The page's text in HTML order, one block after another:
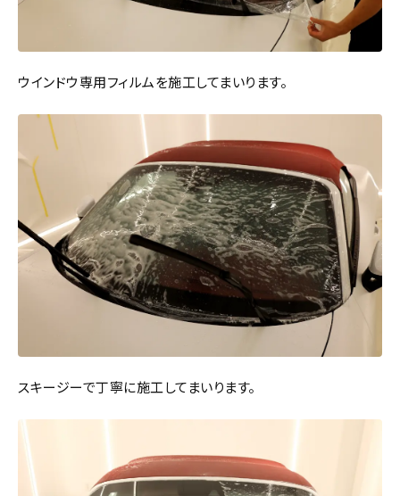
ウインドウ専用フィルムを施工してまいります。
スキージーで丁寧に施工してまいります。